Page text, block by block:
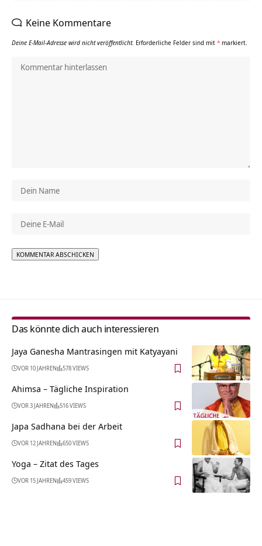
Keine Kommentare
Deine E-Mail-Adresse wird nicht veröffentlicht. Erforderliche Felder sind mit * markiert.
Das könnte dich auch interessieren
Jaya Ganesha Mantrasingen mit Katyayani
VOR 10 JAHREN 578 VIEWS
Ahimsa – Tägliche Inspiration
VOR 3 JAHREN 516 VIEWS
Japa Sadhana bei der Arbeit
VOR 12 JAHREN 650 VIEWS
Yoga – Zitat des Tages
VOR 15 JAHREN 459 VIEWS